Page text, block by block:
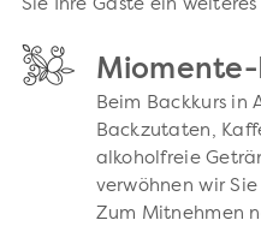
Sie Ihre Gäste ein
Beim Backkurs in
Backzutaten,
alkoholfreie
verwöhnen wir
Zum Mitnehmen